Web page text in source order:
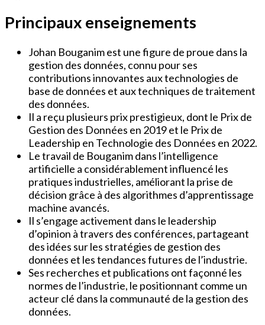
Principaux enseignements
Johan Bouganim est une figure de proue dans la
gestion des données, connu pour ses
contributions innovantes aux technologies de
base de données et aux techniques de traitement
des données.
Il a reçu plusieurs prix prestigieux, dont le Prix de
Gestion des Données en 2019 et le Prix de
Leadership en Technologie des Données en 2022.
Le travail de Bouganim dans l’intelligence
artificielle a considérablement influencé les
pratiques industrielles, améliorant la prise de
décision grâce à des algorithmes d’apprentissage
machine avancés.
Il s’engage activement dans le leadership
d’opinion à travers des conférences, partageant
des idées sur les stratégies de gestion des
données et les tendances futures de l’industrie.
Ses recherches et publications ont façonné les
normes de l’industrie, le positionnant comme un
acteur clé dans la communauté de la gestion des
données.